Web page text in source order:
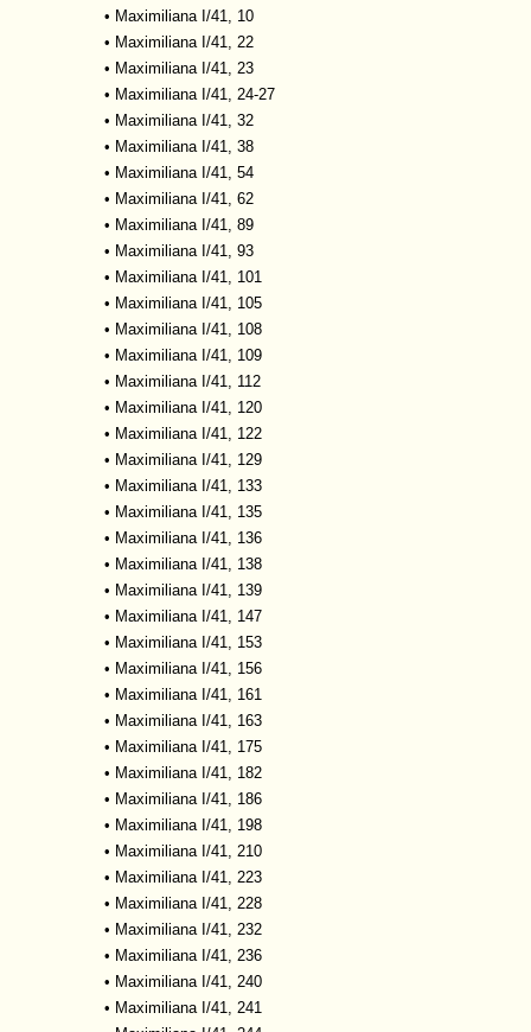
• Maximiliana I/41, 10
• Maximiliana I/41, 22
• Maximiliana I/41, 23
• Maximiliana I/41, 24-27
• Maximiliana I/41, 32
• Maximiliana I/41, 38
• Maximiliana I/41, 54
• Maximiliana I/41, 62
• Maximiliana I/41, 89
• Maximiliana I/41, 93
• Maximiliana I/41, 101
• Maximiliana I/41, 105
• Maximiliana I/41, 108
• Maximiliana I/41, 109
• Maximiliana I/41, 112
• Maximiliana I/41, 120
• Maximiliana I/41, 122
• Maximiliana I/41, 129
• Maximiliana I/41, 133
• Maximiliana I/41, 135
• Maximiliana I/41, 136
• Maximiliana I/41, 138
• Maximiliana I/41, 139
• Maximiliana I/41, 147
• Maximiliana I/41, 153
• Maximiliana I/41, 156
• Maximiliana I/41, 161
• Maximiliana I/41, 163
• Maximiliana I/41, 175
• Maximiliana I/41, 182
• Maximiliana I/41, 186
• Maximiliana I/41, 198
• Maximiliana I/41, 210
• Maximiliana I/41, 223
• Maximiliana I/41, 228
• Maximiliana I/41, 232
• Maximiliana I/41, 236
• Maximiliana I/41, 240
• Maximiliana I/41, 241